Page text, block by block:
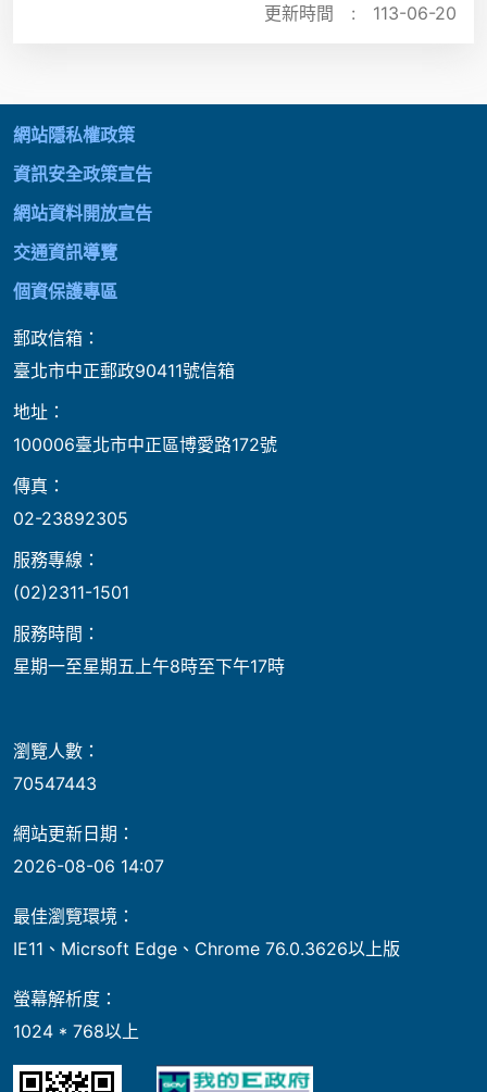
更新時間 : 113-06-20
網站隱私權政策
資訊安全政策宣告
網站資料開放宣告
交通資訊導覽
個資保護專區
郵政信箱：
臺北市中正郵政90411號信箱
地址：
100006臺北市中正區博愛路172號
傳真：
02-23892305
服務專線：
(02)2311-1501
服務時間：
星期一至星期五上午8時至下午17時
瀏覽人數：
70547443
網站更新日期：
2026-08-06 14:07
最佳瀏覽環境：
IE11、Micrsoft Edge、Chrome 76.0.3626以上版
螢幕解析度：
1024 * 768以上